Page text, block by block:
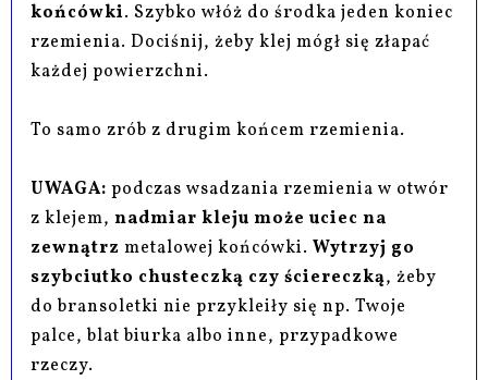
końcówki. Szybko włóż do środka jeden koniec
rzemienia. Dociśnij, żeby klej mógł się złapać
każdej powierzchni.
To samo zrób z drugim końcem rzemienia.
UWAGA: podczas wsadzania rzemienia w otwór
z klejem,nadmiar kleju może uciec na
zewnątrz metalowej końcówki.Wytrzyj go
szybciutko chusteczką czy ściereczką, żeby
do bransoletki nie przykleiły się np. Twoje
palce, blat biurka albo inne, przypadkowe
rzeczy.